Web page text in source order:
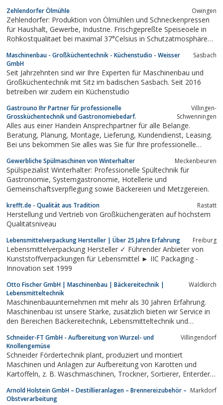
Zehlendorfer Ölmühle Owingen
Zehlendorfer: Produktion von Ölmühlen und Schneckenpressen
für Haushalt, Gewerbe, Industrie. Frischgepreßte Speiseoele in
Rohkostqualitaet bei maximal 37°Celsius in Schutzatmosphäre
Maschinenbau - Großküchentechnik - Küchenstudio - Weisser
GmbH
Sasbach
Seit Jahrzehnten sind wir Ihre Experten für Maschinenbau und
Großküchentechnik mit Sitz im badischen Sasbach. Seit 2016
betreiben wir zudem ein Küchenstudio
Gastrouno Ihr Partner für professionelle
Grossküchentechnik und Gastronomiebedarf.
Villingen-
Schwenningen
Alles aus einer Handein Ansprechpartner für alle Belange.
Beratung, Planung, Montage, Lieferung, Kundendienst, Leasing.
Bei uns bekommen Sie alles was Sie für Ihre professionelle
zu einem günstigen Preis.Für jeden das passende GerätWir
führen ein...
Gewerbliche Spülmaschinen von Winterhalter Meckenbeuren
Spülspezialist Winterhalter: Professionelle Spültechnik für
Gastronomie, Systemgastronomie, Hotellerie und
Gemeinschaftsverpflegung sowie Bäckereien und Metzgereien.
krefft.de - Qualität aus Tradition Rastatt
Herstellung und Vertrieb von Großküchengeräten auf höchstem
Qualitätsniveau
Lebensmittelverpackung Hersteller | Über 25 Jahre Erfahrung Freiburg
Lebensmittelverpackung Hersteller ✓ Führender Anbieter von
Kunststoffverpackungen für Lebensmittel ► IIC Packaging -
Innovation seit 1999
Otto Fischer GmbH | Maschinenbau | Bäckereitechnik |
Lebensmitteltechnik
Waldkirch
Maschinenbauunternehmen mit mehr als 30 Jahren Erfahrung.
Maschinenbau ist unsere Stärke, zusätzlich bieten wir Service in
den Bereichen Bäckereitechnik, Lebensmitteltechnik und
Schneider-FT GmbH - Aufbereitung von Wurzel- und
Knollengemüse
Villingendorf
Schneider Fördertechnik plant, produziert und montiert
Maschinen und Anlagen zur Aufbereitung von Karotten und
Kartoffeln, z. B. Waschmaschinen, Trockner, Sortierer, Enterder,
Arnold Holstein GmbH – Destillieranlagen – Brennereizubehör –
Obstverarbeitung
Markdorf